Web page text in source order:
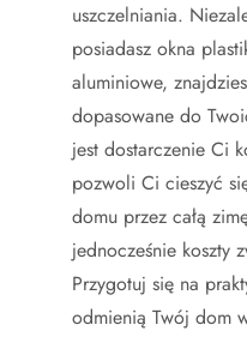
uszczelniania.
posiadasz okna
aluminiowe,
dopasowane do
jest dostarczenie Ci
pozwoli Ci cieszyć
domu przez całą
jednocześnie koszty
Przygotuj się na
odmienią Twój dom